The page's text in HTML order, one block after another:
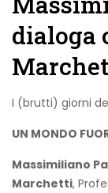
dialoga
I (brutti) giorni
UN MONDO
Massimiliano
Marchetti,